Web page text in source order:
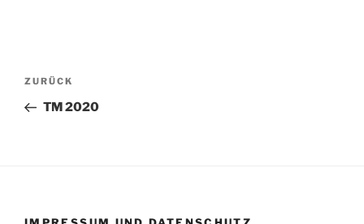
Beitragsnavigation
Vorheriger
Beitrag
ZURÜCK
TM 2020